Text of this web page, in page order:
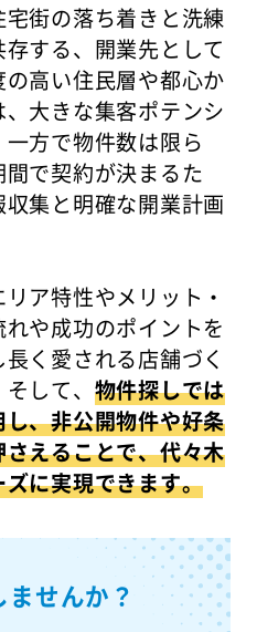
街の落ち着きと洗練
する、開業先として
高い住民層や都心か
大きな集客ポテンシ
方で物件数は限ら
で契約が決まるた
集と明確な開業計画
ア特性やメリット・
や成功のポイントを
く愛される店舗づく
して、 物件探しでは
、非公開物件や好条
えることで、代々木
に実現できます。
せんか？